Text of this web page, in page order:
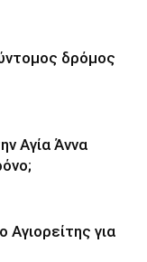
δρόμος
Αγία Άννα
Αγιορείτης για